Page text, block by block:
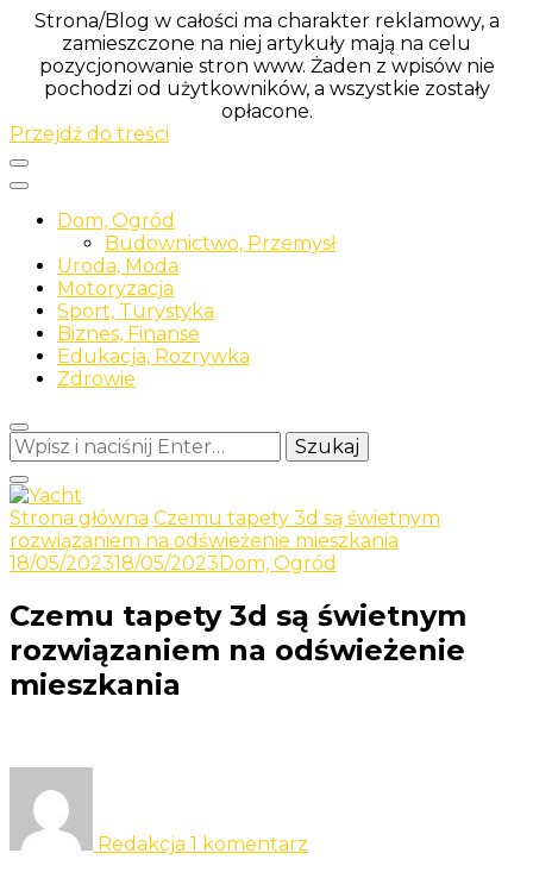
Strona/Blog w całości ma charakter reklamowy, a
zamieszczone na niej artykuły mają na celu
pozycjonowanie stron www. Żaden z wpisów nie
pochodzi od użytkowników, a wszystkie zostały
opłacone.
Przejdź do treści
Dom, Ogród
Budownictwo, Przemysł
Uroda, Moda
Motoryzacja
Sport, Turystyka
Biznes, Finanse
Edukacja, Rozrywka
Zdrowie
Szukasz
czegoś?
Yacht
Odkrywaj nowe i ciekawe informacje
Strona główna Czemu tapety 3d są świetnym
rozwiązaniem na odświeżenie mieszkania
18/05/202318/05/2023Dom, Ogród
Czemu tapety 3d są świetnym
rozwiązaniem na odświeżenie
mieszkania
Redakcja 1 komentarz